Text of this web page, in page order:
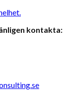
kontakta: